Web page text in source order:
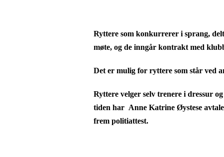
Ryttere som konkurrerer i sprang,
møte, og de inngår kontrakt med
Det er mulig for ryttere som står ved
Ryttere velger selv trenere i dressur
tiden har Anne Katrine Øystese
frem politiattest.